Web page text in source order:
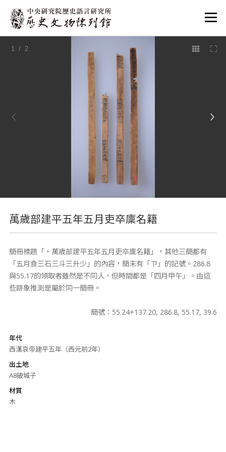
:::
1 / 2
萬歲部建平五年五月吏卒廩名籍
簡冊標題「‧萬歲部建平五年五月吏卒廩名籍」，其他三簡都有
「五月食三石三斗三升少」的內容，簡末有「ㄗ」的記號。286.8
與55.17的領取者雖然是不同人，但時間都是「四月甲午」。由這
些跡象推測是屬於同一簡冊。
簡號：55.24+137.20, 286.8, 55.17, 39.6
年代
西漢哀帝建平五年（西元前2年）
出土地
A8破城子
材質
木